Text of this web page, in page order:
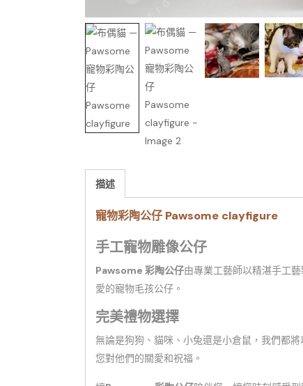
描述
寵物彩陶公仔 Pawsome clayfigure
手工寵物雕像公仔
Pawsome 彩陶公仔由專業工藝師以精湛手工
愛的寵物毛孩公仔。
完美禮物選擇
無論是狗狗、貓咪、小兔還是小倉鼠，我們都
您對他們的關愛和祝福。